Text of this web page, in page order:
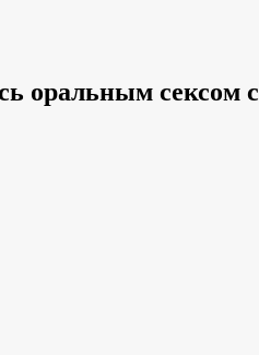
оральным сексом с